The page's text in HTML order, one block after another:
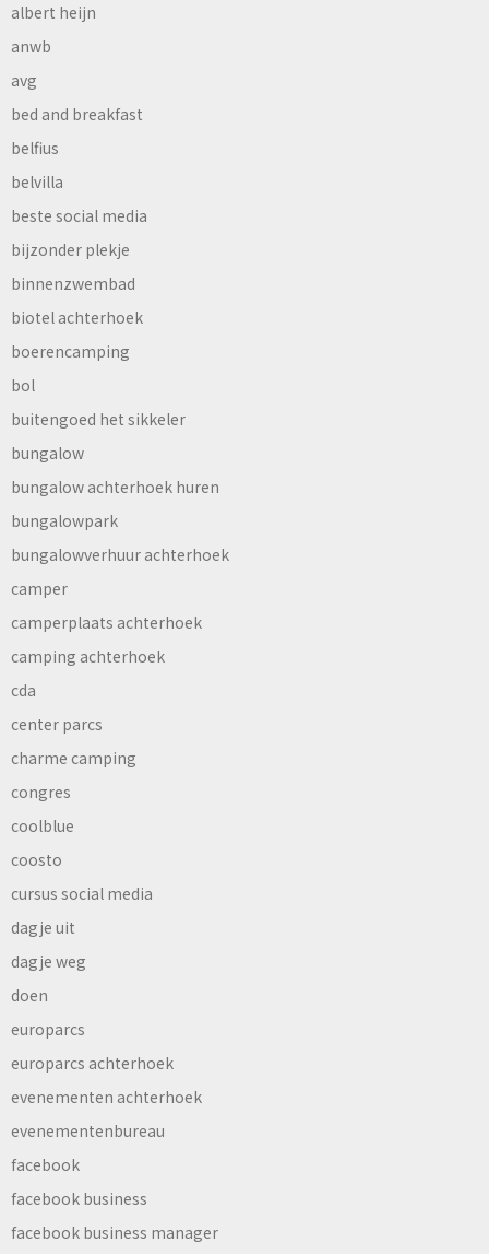
albert heijn
anwb
avg
bed and breakfast
belfius
belvilla
beste social media
bijzonder plekje
binnenzwembad
biotel achterhoek
boerencamping
bol
buitengoed het sikkeler
bungalow
bungalow achterhoek huren
bungalowpark
bungalowverhuur achterhoek
camper
camperplaats achterhoek
camping achterhoek
cda
center parcs
charme camping
congres
coolblue
coosto
cursus social media
dagje uit
dagje weg
doen
europarcs
europarcs achterhoek
evenementen achterhoek
evenementenbureau
facebook
facebook business
facebook business manager